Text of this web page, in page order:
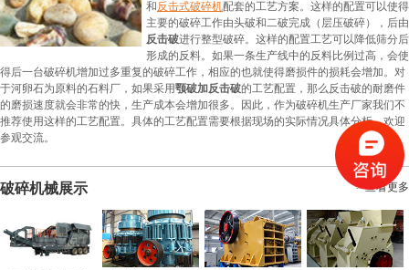
和 反击式破碎机配套的工艺方案。这样的配置可以使得
主要的破碎工作由头破和二破完成（层压破碎），后由
反击破进行整型破碎。这样的配置工艺可以降低筛分后
形成的反料。如果一条生产线中的反料比例过高，会使
得后一台破碎机增加过多重复的破碎工作，相应的也就使得磨损件的损耗会增加。对
于河卵石为原料的石料厂，如果采用颚破加反击破的工艺配置，那么反击破的耐磨件
的磨损速度就会非常的快，生产成本会增加很多。因此，作为破碎机生产厂家我们不
推荐使用这样的工艺配置。具体的工艺配置需要根据现场的实际情况具体分析，欢迎
参观交流。
破碎机械展示 > 查看更多